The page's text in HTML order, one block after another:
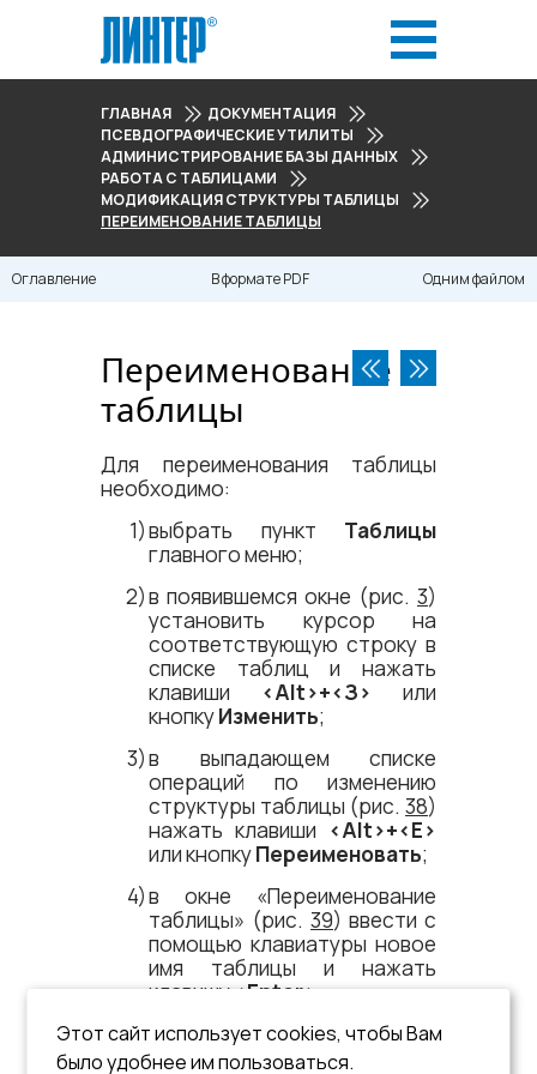
ГЛАВНАЯ
ДОКУМЕНТАЦИЯ
ПСЕВДОГРАФИЧЕСКИЕ УТИЛИТЫ
АДМИНИСТРИРОВАНИЕ БАЗЫ ДАННЫХ
РАБОТА С ТАБЛИЦАМИ
МОДИФИКАЦИЯ СТРУКТУРЫ ТАБЛИЦЫ
ПЕРЕИМЕНОВАНИЕ ТАБЛИЦЫ
Оглавление В формате PDF Одним файлом
Переименование
таблицы
Для переименования таблицы
необходимо:
выбрать пункт Таблицы
главного меню;
в появившемся окне (рис. 3)
установить курсор на
соответствующую строку в
списке таблиц и нажать
клавиши <​Alt​>+<​З​> или
кнопкуИзменить;
в выпадающем списке
операций по изменению
структуры таблицы (рис. 38)
нажать клавиши <​Alt​>+<​Е​>
или кнопкуПереименовать;
в окне «Переименование
таблицы» (рис. 39) ввести с
помощью клавиатуры новое
имя таблицы и нажать
клавишу <​Enter​>
Этот сайт использует cookies, чтобы Вам
было удобнее им пользоваться.